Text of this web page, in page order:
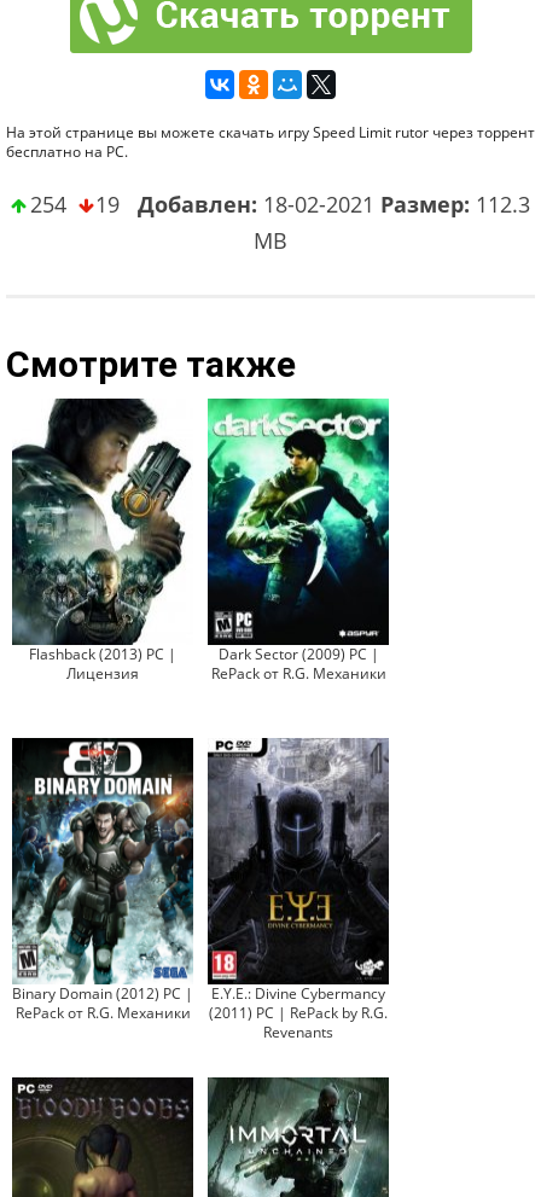
На этой странице вы можете скачать игру Speed Limit rutor через торрент
бесплатно на PC.
254 19 Добавлен: 18-02-2021 Размер: 112.3
MB
Смотрите также
Flashback (2013) PC |
Лицензия
Dark Sector (2009) PC |
RePack от R.G. Механики
Binary Domain (2012) PC |
RePack от R.G. Механики
E.Y.E.: Divine Cybermancy
(2011) PC | RePack by R.G.
Revenants